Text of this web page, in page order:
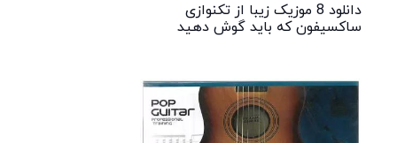
دانلود 8 موزیک زیبا از تکنوازی
ساکسیفون که باید گوش دهید